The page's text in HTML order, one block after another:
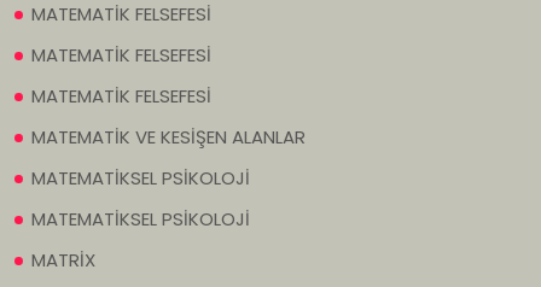
MATEMATİK FELSEFESİ
MATEMATİK FELSEFESİ
MATEMATİK FELSEFESİ
MATEMATİK VE KESİŞEN ALANLAR
MATEMATİKSEL PSİKOLOJİ
MATEMATİKSEL PSİKOLOJİ
MATRİX